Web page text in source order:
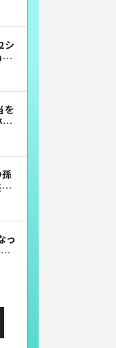
シ
を
な
っ